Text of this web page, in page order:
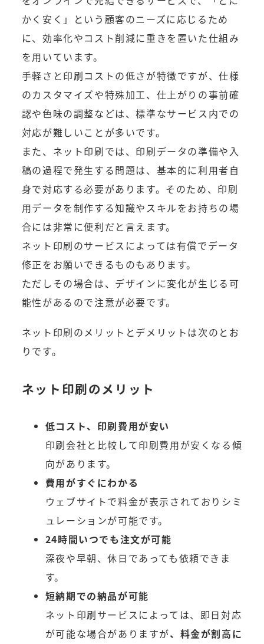
かく安く」という顧客のニーズに応じるため
に、効率化やコスト削減に重きを置いた仕組み
を用いています。
手軽さと印刷コストの低さが特徴ですが、仕様
のカスタマイズや特殊加工、仕上がりの事前確
認や色味の調整などは、標準なサービス内での
対応が難しいことが多いです。
また、ネット印刷では、印刷データの準備や入
稿の過程で発生する問題は、基本的に利用者自
身で対応する必要があります。そのため、印刷
用データを制作する知識やスキルをお持ちの場
合には非常に便利だと言えます。
ネット印刷のサービスによっては有償でデータ
修正をお願いできるものもあります。
ただしその場合は、デザインに変化が生じる可
能性があるので注意が必要です。
ネット印刷のメリットとデメリットは次のとお
りです。
ネット印刷のメリット
低コスト、印刷費用が安い
印刷会社と比較して印刷費用が安くなる傾
向があります。
費用がすぐにわかる
ウェブサイトで料金が表示されておりシミ
ュレーションが可能です。
24時間いつでも注文が可能
深夜や早朝、休日であっても依頼できま
す。
短納期での納品が可能
ネット印刷サービスによっては、即日対応
が可能な場合がありますが、料金が割高に